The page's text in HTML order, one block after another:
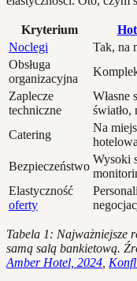
Kryterium
Noclegi
Tak, na
Obsługa
organizacyjna
Zaplecze
techniczne
Własne
światło,
Catering
Na
hotelowa
Bezpieczeństwo
Wysoki
Elastyczność
oferty
Tabela 1: Najważniejsze
samą salą bankietową.
Amber Hotel, 2024